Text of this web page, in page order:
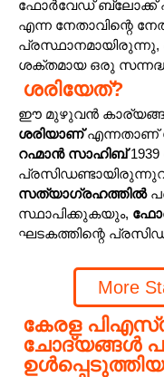
ഫോർവേഡ് ബ്ലോക്ക്
എന്ന നേതാവിന്റെ
പ്രസ്ഥാനമായിരുന്നു,
ശക്തമായ ഒരു
ശരിയേത്?
ഈ മുഴുവൻ
ശരിയാണ്എന്നതാണ്
റഹ്മാൻ സാഹിബ്
സത്യാഗ്രഹത്തിൽ
സ്ഥാപിക്കുകയും,
ഘടകത്തിന്റെ
More
കേരള
ചോദ്യങ്ങൾ